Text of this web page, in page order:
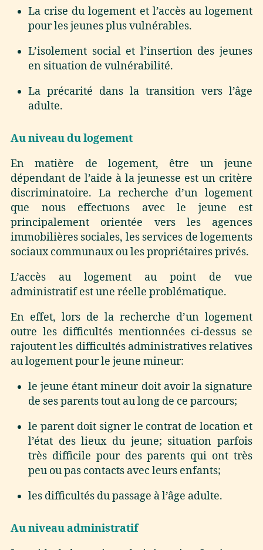
La crise du logement et l’accès au logement
pour les jeunes plus vulnérables.
L’isolement social et l’insertion des jeunes
en situation de vulnérabilité.
La précarité dans la transition vers l’âge
adulte.
Au niveau du logement
En matière de logement, être un jeune
dépendant de l’aide à la jeunesse est un critère
discriminatoire. La recherche d’un logement
que nous effectuons avec le jeune est
principalement orientée vers les agences
immobilières sociales, les services de logements
sociaux communaux ou les propriétaires privés.
L’accès au logement au point de vue
administratif est une réelle problématique.
En effet, lors de la recherche d’un logement
outre les difficultés mentionnées ci-dessus se
rajoutent les difficultés administratives relatives
au logement pour le jeune mineur:
le jeune étant mineur doit avoir la signature
de ses parents tout au long de ce parcours;
le parent doit signer le contrat de location et
l’état des lieux du jeune; situation parfois
très difficile pour des parents qui ont très
peu ou pas contacts avec leurs enfants;
les difficultés du passage à l’âge adulte.
Au niveau administratif